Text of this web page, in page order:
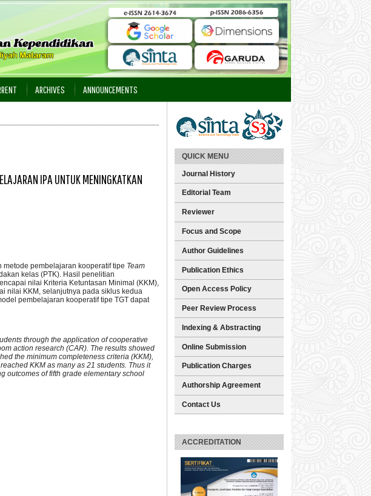
QUICK MENU
Journal History
Editorial Team
Reviewer
Focus and Scope
Author Guidelines
Publication Ethics
Open Access Policy
Peer Review Process
Indexing & Abstracting
Online Submission
Publication Charges
Authorship Agreement
Contact Us
ACCREDITATION
ARCHIVES ANNOUNCEMENTS
IPA UNTUK MENINGKATKAN
pembelajaran kooperatif tipe Team
kelas (PTK). Hasil penelitian
nilai Kriteria Ketuntasan Minimal (KKM),
nilai KKM, selanjutnya pada siklus kedua
pembelajaran kooperatif tipe TGT dapat
through the application of cooperative
action research (CAR). The results showed
the minimum completeness criteria (KKM),
KKM as many as 21 students. Thus it
outcomes of fifth grade elementary school